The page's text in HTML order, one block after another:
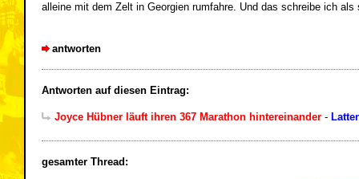
alleine mit dem Zelt in Georgien rumfahre. Und das schreibe ich als
antworten
Antworten auf diesen Eintrag:
Joyce Hübner läuft ihren 367 Marathon hintereinander -
gesamter Thread: